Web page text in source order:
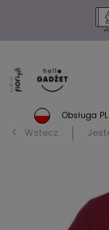
Obsługa PL
Wstecz